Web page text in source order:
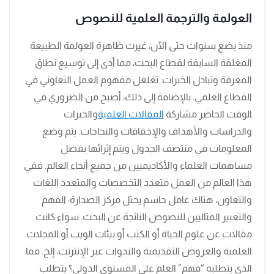
العولمة والترجمة العلمية للنصوص
منذ بضع سنوات حتى الآن، غيرت ظاهرة العولمة الطبيعة
المغلقة السابقة لقطاع البحث، مما أدى إلى توسيع نطاق
المعرفة وتبادل الخبرات. تغلغل مفهوم العمل التعاوني في
القطاع العلمي. بالإضافة إلى ذلك، أصبح من الضروري في
الوقت الحاضر مشاركة المقالات العلميةوالخبرات
والدراسات والأهداف والإخفاقات والنجاحات. يتم وضع
المعلومات في منتصف الجدول ويتم إثرائها بفضل
مساهمات العلماء والأكاديميين من جميع أنحاء العالم. ففي
هذا العالم من العمل متعدد التخصصات والمتعدد اللغات
والتعاون، هناك عامل حاسم يحتل مركز الصدارة: الفهم
والتعبير المثاليين للنصوص الناتجة عن البحث. سواء كانت
مقالات عن علوم الحياة أو الكتب أو بيئات الويب أو المجلات
العلمية والعروض التقديمية والندوات عبر الإنترنت، إلخ. فما
الذي يتطلبه “فهم” العلم على المستوى الدولي؟ يتطلب